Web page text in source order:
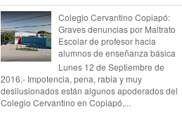
Colegio Cervantino Copiapó:
Graves denuncias por Maltrato
Escolar de profesor hacia
alumnos de enseñanza básica
Lunes 12 de Septiembre de
2016.- Impotencia, pena, rabia y muy
desilusionados están algunos apoderados del
Colegio Cervantino en Copiapó,...